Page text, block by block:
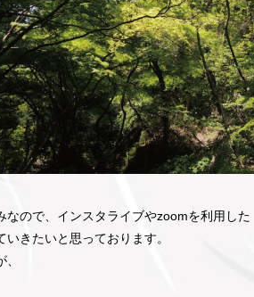
なので、インスタライブやzoomを利用した
きたいと思っております。